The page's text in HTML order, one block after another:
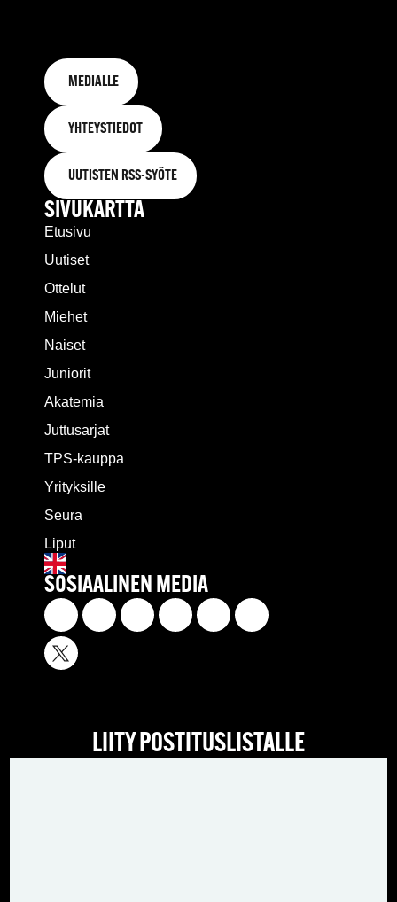
MEDIALLE
YHTEYSTIEDOT
UUTISTEN RSS-SYÖTE
SIVUKARTTA
Etusivu
Uutiset
Ottelut
Miehet
Naiset
Juniorit
Akatemia
Juttusarjat
TPS-kauppa
Yrityksille
Seura
Liput
SOSIAALINEN MEDIA
LIITY POSTITUSLISTALLE